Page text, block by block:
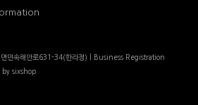
면민속해안로631-34(한라정) | Business Registration
by sixshop